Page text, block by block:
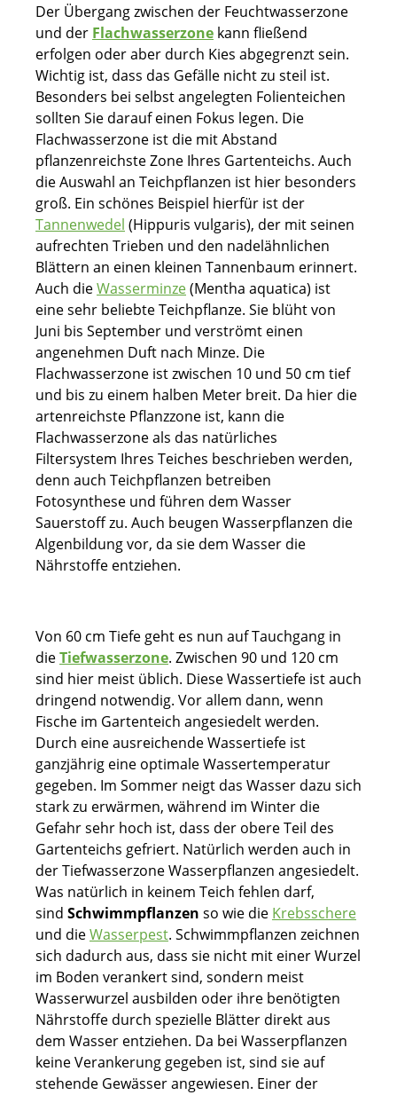
Der Übergang zwischen der Feuchtwasserzone
und der Flachwasserzone kann fließend
erfolgen oder aber durch Kies abgegrenzt sein.
Wichtig ist, dass das Gefälle nicht zu steil ist.
Besonders bei selbst angelegten Folienteichen
sollten Sie darauf einen Fokus legen. Die
Flachwasserzone ist die mit Abstand
pflanzenreichste Zone Ihres Gartenteichs. Auch
die Auswahl an Teichpflanzen ist hier besonders
groß. Ein schönes Beispiel hierfür ist der
Tannenwedel (Hippuris vulgaris), der mit seinen
aufrechten Trieben und den nadelähnlichen
Blättern an einen kleinen Tannenbaum erinnert.
Auch dieWasserminze(Mentha aquatica) ist
eine sehr beliebte Teichpflanze. Sie blüht von
Juni bis September und verströmt einen
angenehmen Duft nach Minze. Die
Flachwasserzone ist zwischen 10 und 50 cm tief
und bis zu einem halben Meter breit. Da hier die
artenreichste Pflanzzone ist, kann die
Flachwasserzone als das natürliches
Filtersystem Ihres Teiches beschrieben werden,
denn auch Teichpflanzen betreiben
Fotosynthese und führen dem Wasser
Sauerstoff zu. Auch beugen Wasserpflanzen die
Algenbildung vor, da sie dem Wasser die
Nährstoffe entziehen.
Von 60 cm Tiefe geht es nun auf Tauchgang in
dieTiefwasserzone. Zwischen 90 und 120 cm
sind hier meist üblich. Diese Wassertiefe ist auch
dringend notwendig. Vor allem dann, wenn
Fische im Gartenteich angesiedelt werden.
Durch eine ausreichende Wassertiefe ist
ganzjährig eine optimale Wassertemperatur
gegeben. Im Sommer neigt das Wasser dazu sich
stark zu erwärmen, während im Winter die
Gefahr sehr hoch ist, dass der obere Teil des
Gartenteichs gefriert. Natürlich werden auch in
der Tiefwasserzone Wasserpflanzen angesiedelt.
Was natürlich in keinem Teich fehlen darf,
sind Schwimmpflanzen so wie die Krebsschere
und dieWasserpest. Schwimmpflanzen zeichnen
sich dadurch aus, dass sie nicht mit einer Wurzel
im Boden verankert sind, sondern meist
Wasserwurzel ausbilden oder ihre benötigten
Nährstoffe durch spezielle Blätter direkt aus
dem Wasser entziehen. Da bei Wasserpflanzen
keine Verankerung gegeben ist, sind sie auf
stehende Gewässer angewiesen. Einer der